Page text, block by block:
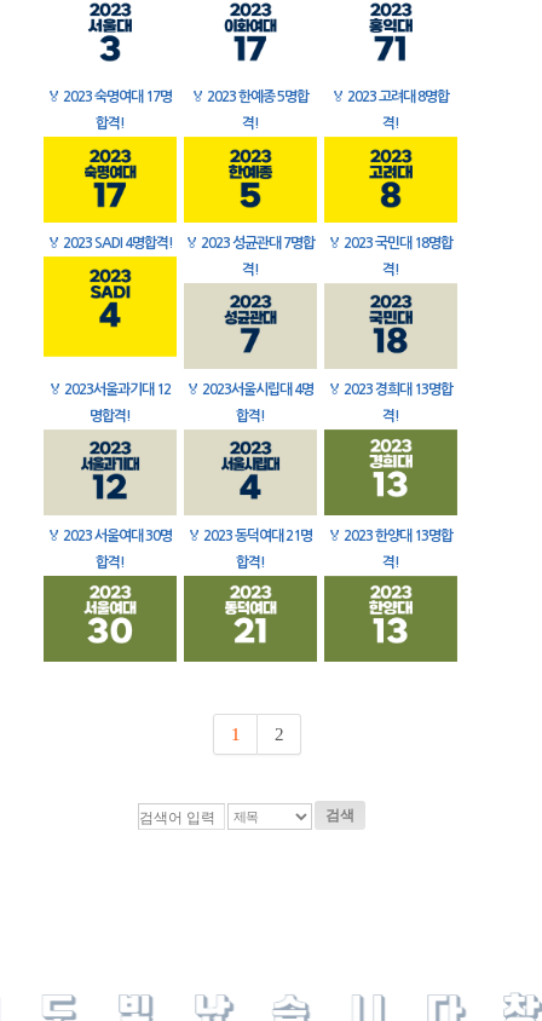
🏅 2023 숙명여대 17명
합격!
🏅 2023 한예종 5명합
격!
🏅 2023 고려대 8명합
격!
🏅 2023 SADI 4명합격! 🏅 2023 성균관대 7명합
격!
🏅 2023 국민대 18명합
격!
🏅 2023서울과기대 12
명합격!
🏅 2023서울시립대 4명
합격!
🏅 2023 경희대 13명합
격!
🏅 2023 서울여대 30명
합격!
🏅 2023 동덕여대 21명
합격!
🏅 2023 한양대 13명합
격!
1 2
검색